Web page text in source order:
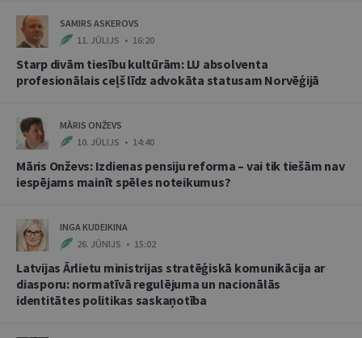
SAMIRS ASKEROVS
11. JŪLIJS • 16:20
Starp divām tiesību kultūrām: LU absolventa
profesionālais ceļš līdz advokāta statusam Norvēģijā
MĀRIS ONŽEVS
10. JŪLIJS • 14:40
Māris Onževs: Izdienas pensiju reforma – vai tik tiešām nav
iespējams mainīt spēles noteikumus?
INGA KUDEIKINA
26. JŪNIJS • 15:02
Latvijas Ārlietu ministrijas stratēģiskā komunikācija ar
diasporu: normatīvā regulējuma un nacionālās
identitātes politikas saskaņotība